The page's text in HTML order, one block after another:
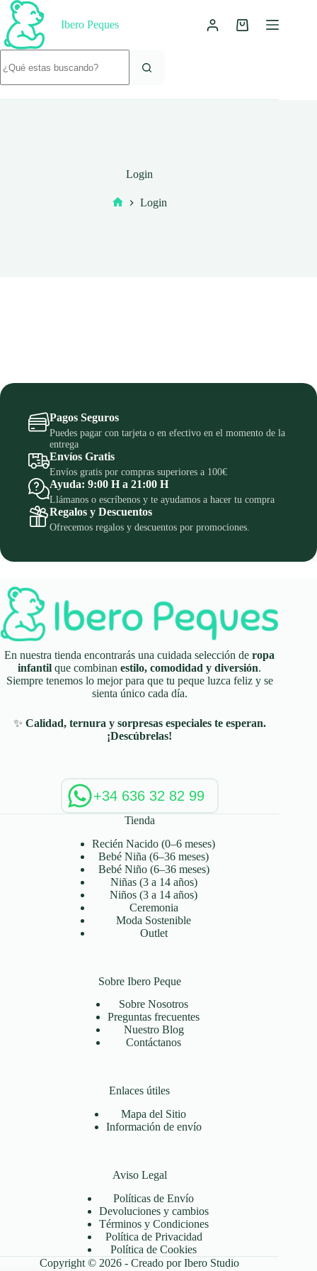
Saltar
contenido
Ibero Peques
Carro
resultados
Login
Login
Pagos Seguros
Puedes pagar con tarjeta o en efectivo en el momento de la
entrega
Envíos Gratis
Envíos gratis por compras superiores a 100€
Ayuda: 9:00 H a 21:00 H
Llámanos o escríbenos y te ayudamos a hacer tu compra
Regalos y Descuentos
Ofrecemos regalos y descuentos por promociones.
En nuestra tienda encontrarás una cuidada selección deropa
infantilque combinanestilo, comodidad y diversión.
Siempre tenemos lo mejor para que tu peque luzca feliz y se
sienta único cada día.
✨ Calidad, ternura y sorpresas especiales te esperan.
¡Descúbrelas!
+34 636 32 82 99
Tienda
Recién Nacido (0–6 meses)
Bebé Niña (6–36 meses)
Bebé Niño (6–36 meses)
Niñas (3 a 14 años)
Niños (3 a 14 años)
Ceremonia
Moda Sostenible
Outlet
Sobre Ibero Peque
Sobre Nosotros
Preguntas frecuentes
Nuestro Blog
Contáctanos
Enlaces útiles
Mapa del Sitio
Información de envío
Aviso Legal
Políticas de Envío
Devoluciones y cambios
Términos y Condiciones
Política de Privacidad
Política de Cookies
Copyright © 2026 - Creado por Ibero Studio